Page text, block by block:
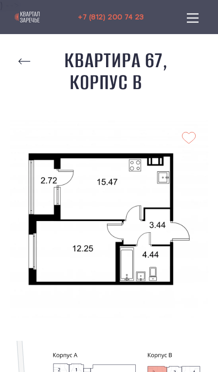
+7 (812) 200 74 23
КВАРТИРА 67,
КОРПУС B